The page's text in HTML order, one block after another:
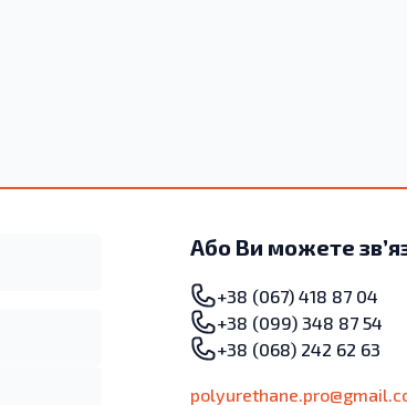
Або Ви можете
+38 (067) 418 87 04
+38 (099) 348 87 54
+38 (068) 242 62 63